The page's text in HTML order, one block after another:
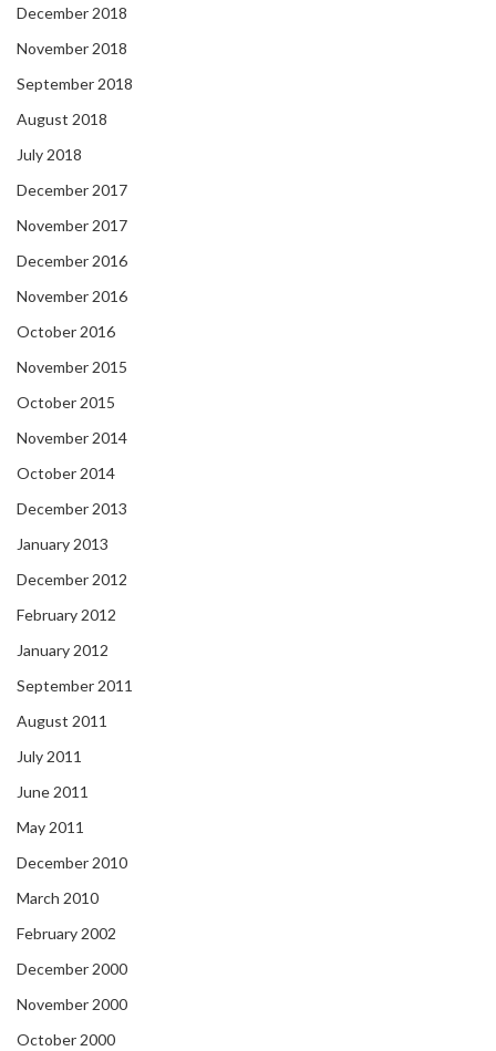
December 2018
November 2018
September 2018
August 2018
July 2018
December 2017
November 2017
December 2016
November 2016
October 2016
November 2015
October 2015
November 2014
October 2014
December 2013
January 2013
December 2012
February 2012
January 2012
September 2011
August 2011
July 2011
June 2011
May 2011
December 2010
March 2010
February 2002
December 2000
November 2000
October 2000